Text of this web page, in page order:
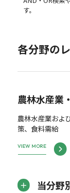
す。
各分野の
農林水産業
農林水産業およ
策、食料需給
VIEW MORE
当分野